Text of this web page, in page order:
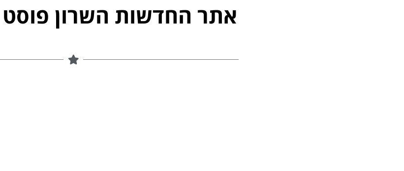
אתר החדשות השרון פוסט